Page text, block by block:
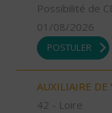
Possibilité de
01/08/2026
POSTULER
AUXILIAIRE DE
42 - Loire